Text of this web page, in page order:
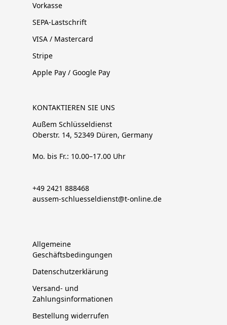
Vorkasse
SEPA-Lastschrift
VISA / Mastercard
Stripe
Apple Pay / Google Pay
KONTAKTIEREN SIE UNS
Außem Schlüsseldienst
Oberstr. 14, 52349 Düren, Germany
Mo. bis Fr.: 10.00–17.00 Uhr
+49 2421 888468
aussem-schluesseldienst@t-online.de
Allgemeine
Geschäftsbedingungen
Datenschutzerklärung
Versand- und
Zahlungsinformationen
Bestellung widerrufen